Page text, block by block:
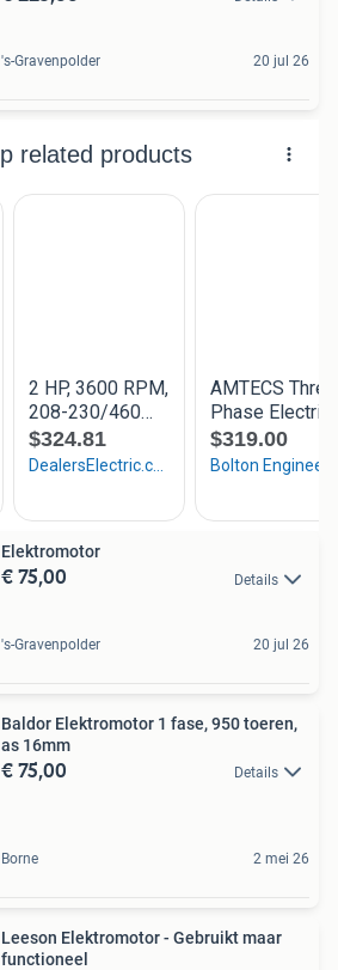
's-Gravenpolder 20 jul 26
Elektromotor
€ 75,00 Details
's-Gravenpolder 20 jul 26
Baldor Elektromotor 1 fase, 950 toeren,
as 16mm
€ 75,00 Details
Borne 2 mei 26
Leeson Elektromotor - Gebruikt maar
functioneel